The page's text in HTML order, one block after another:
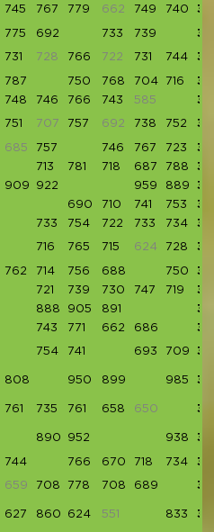
745 767 779 662 749 740
775 692 733 739
731 728 766 722 731 744
787 750 768 704 716
748 746 766 743 585
751 707 757 692 738 752
685 757 746 767 723
713 781 718 687 788
909 922 959 889
690 710 741 753
733 754 722 733 734
716 765 715 624 728
762 714 756 688 750
721 739 730 747 719
888 905 891
743 771 662 686
754 741 693 709
808 950 899 985
761 735 761 658 650
890 952 938
744 766 670 718 734
659 708 778 708 689
627 860 624 551 833